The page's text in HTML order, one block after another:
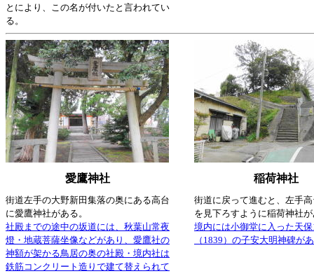
とにより、この名が付いたと言われてい
る。
愛鷹神社 稲荷神社
街道左手の大野新田集落の奥にある高台
に愛鷹神社がある。
社殿までの途中の坂道には、秋葉山常夜
燈・地蔵菩薩坐像などがあり、愛鷹社の
神額が架かる鳥居の奥の社殿・境内社は
鉄筋コンクリート造りで建て替えられて
街道に戻って進むと、左手
を見下ろすように稲荷神社
境内には小御堂に入った天
（1839）の子安大明神碑が